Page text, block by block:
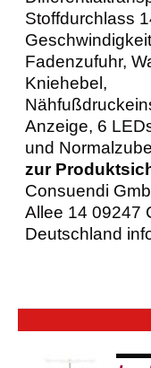
Stoffdurchlass
Fadenzufuhr,
Kniehebel,
Anzeige, 6
und
zur
Consuendi
Allee 14 09247
Deutschland